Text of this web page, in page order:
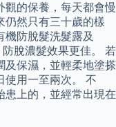
觀的保養，每天都會慢
仍然只有三十歲的樣
防脫髮洗髮露及
脫濃髮效果更佳。 若
及保濕，並輕柔地塗搽
使用一至兩次。 不
患上的，並經常出現在